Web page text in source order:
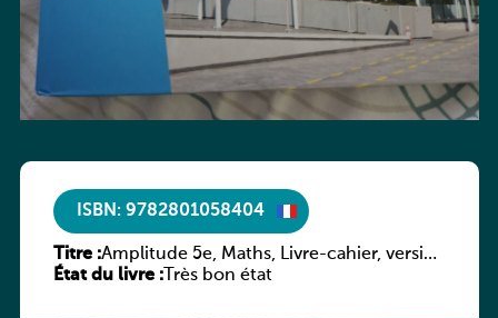
ISBN: 9782801058404
Titre :Amplitude 5e, Maths, Livre-cahier, version
luxembourgeoise
État du livre :Très bon état